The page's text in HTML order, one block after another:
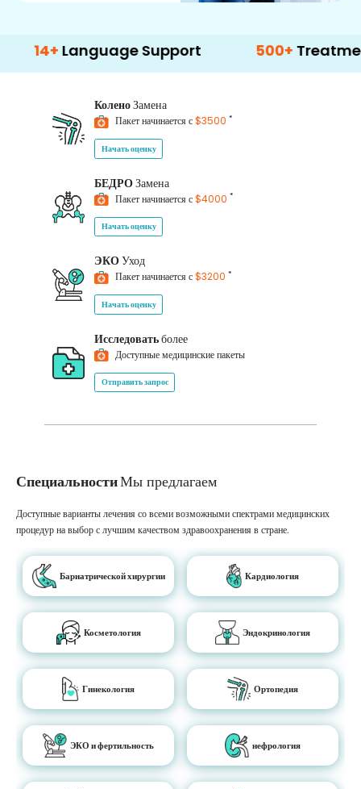
Language Support Treatment
КоленоЗамена
Пакет начинается с$3500 *
Начать оценку
БЕДРОЗамена
Пакет начинается с$4000 *
Начать оценку
ЭКОУход
Пакет начинается с$3200 *
Начать оценку
Исследоватьболее
Доступные медицинские пакеты
Отправить запрос
СпециальностиМы предлагаем
Доступные варианты лечения со всеми возможными спектрами медицинских
процедур на выбор с лучшим качеством здравоохранения в стране.
Бариатрической хирургии Кардиология
Косметология Эндокринология
Гинекология Ортопедия
ЭКО и фертильность нефрология